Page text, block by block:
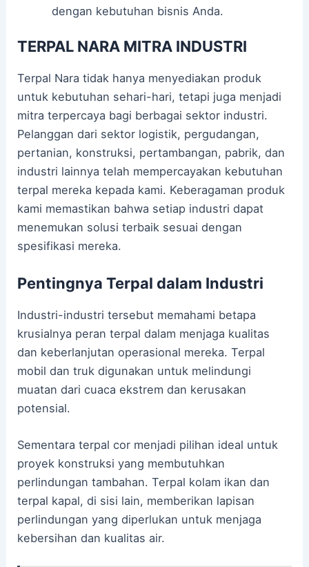
dengan kebutuhan bisnis Anda.
TERPAL NARA MITRA INDUSTRI
Terpal Nara tidak hanya menyediakan produk
untuk kebutuhan sehari-hari, tetapi juga menjadi
mitra terpercaya bagi berbagai sektor industri.
Pelanggan dari sektor logistik, pergudangan,
pertanian, konstruksi, pertambangan, pabrik, dan
industri lainnya telah mempercayakan kebutuhan
terpal mereka kepada kami. Keberagaman produk
kami memastikan bahwa setiap industri dapat
menemukan solusi terbaik sesuai dengan
spesifikasi mereka.
Pentingnya Terpal dalam Industri
Industri-industri tersebut memahami betapa
krusialnya peran terpal dalam menjaga kualitas
dan keberlanjutan operasional mereka. Terpal
mobil dan truk digunakan untuk melindungi
muatan dari cuaca ekstrem dan kerusakan
potensial.
Sementara terpal cor menjadi pilihan ideal untuk
proyek konstruksi yang membutuhkan
perlindungan tambahan. Terpal kolam ikan dan
terpal kapal, di sisi lain, memberikan lapisan
perlindungan yang diperlukan untuk menjaga
kebersihan dan kualitas air.